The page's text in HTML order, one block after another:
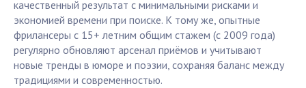
качественный результат с минимальными рисками и
экономией времени при поиске. К тому же, опытные
фрилансеры с 15+ летним общим стажем (с 2009 года)
регулярно обновляют арсенал приёмов и учитывают
новые тренды в юморе и поэзии, сохраняя баланс между
традициями и современностью.